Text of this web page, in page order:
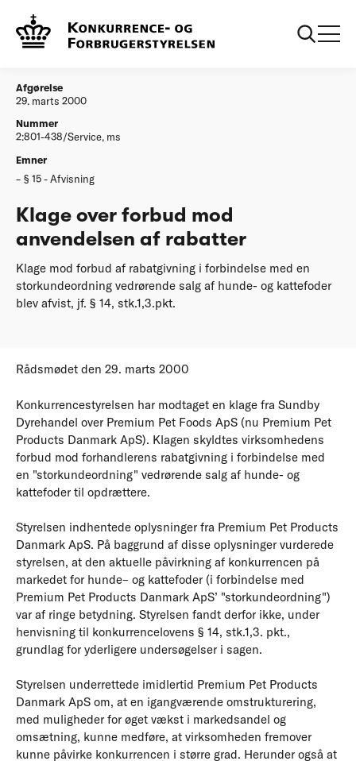
Klage over Forbrugerraadet og
Advokatsamfundets samarbejde om
wwwbolighandeldk
mod anvendelsen af
Afgørelse
29. marts 2000
Nummer
2:801-438/Service, ms
Emner
§ 15 - Afvisning
Klage over forbud mod
anvendelsen af rabatter
Klage mod forbud af rabatgivning i forbindelse med en
storkundeordning vedrørende salg af hunde- og kattefoder
blev afvist, jf. § 14, stk.1,3.pkt.
Rådsmødet den 29. marts 2000
Konkurrencestyrelsen har modtaget en klage fra Sundby
Dyrehandel over Premium Pet Foods ApS (nu Premium Pet
Products Danmark ApS). Klagen skyldtes virksomhedens
forbud mod forhandlerens rabatgivning i forbindelse med
en "storkundeordning" vedrørende salg af hunde- og
kattefoder til opdrættere.
Styrelsen indhentede oplysninger fra Premium Pet Products
Danmark ApS. På baggrund af disse oplysninger vurderede
styrelsen, at den aktuelle påvirkning af konkurrencen på
markedet for hunde– og kattefoder (i forbindelse med
Premium Pet Products Danmark ApS’ "storkundeordning")
var af ringe betydning. Styrelsen fandt derfor ikke, under
henvisning til konkurrencelovens § 14, stk.1,3. pkt.,
grundlag for yderligere undersøgelser i sagen.
Styrelsen underrettede imidlertid Premium Pet Products
Danmark ApS om, at en igangværende omstrukturering,
med muligheder for øget vækst i markedsandel og
omsætning, kunne medføre, at virksomheden fremover
kunne påvirke konkurrencen i større grad. Herunder også at